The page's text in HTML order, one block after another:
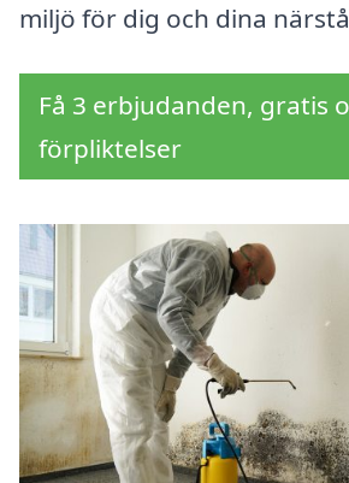
miljö för dig och dina
Få 3 erbjudanden, gratis
förpliktelser